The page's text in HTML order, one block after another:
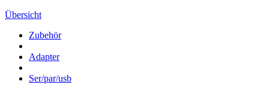
Übersicht
Zubehör
Adapter
Ser/par/usb